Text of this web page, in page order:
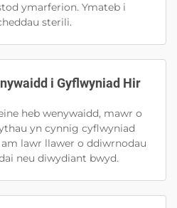
ymarferion. Ymateb i
sterili.
i Gyflwyniad Hir
heb wenywaidd, mawr o
yn cynnig cyflwyniad
lawr llawer o ddiwrnodau
neu diwydiant bwyd.